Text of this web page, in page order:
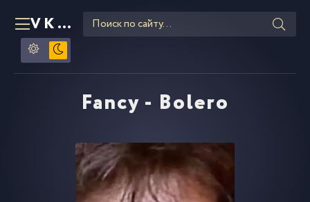
VKLIPE RU
Fancy - Bolero